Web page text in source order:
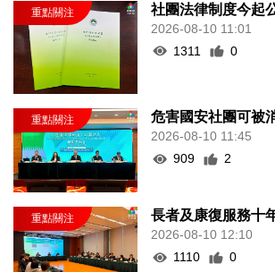
社團法律制度今起
2026-08-10 11:01
1311
0
危害國安社團可被
2026-08-10 11:45
909
2
長者及康復服務十
2026-08-10 12:10
1110
0